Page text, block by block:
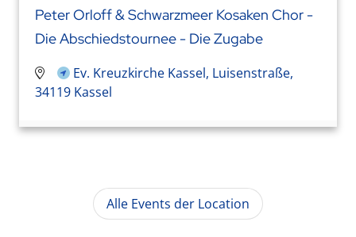
Peter Orloff & Schwarzmeer Kosaken Chor -
Die Abschiedstournee - Die Zugabe
Ev. Kreuzkirche Kassel, Luisenstraße,
34119 Kassel
Alle Events der Location